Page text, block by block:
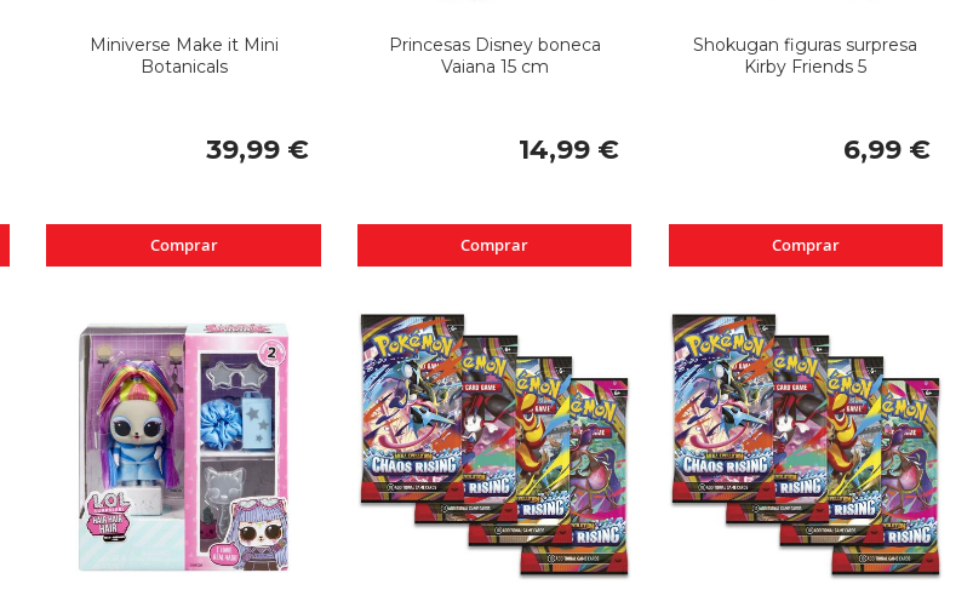
Miniverse Make it Mini
Botanicals
39,99 €
Comprar
Princesas Disney boneca
Vaiana 15 cm
14,99 €
Comprar
Shokugan figuras surpresa
Kirby Friends 5
6,99 €
Comprar